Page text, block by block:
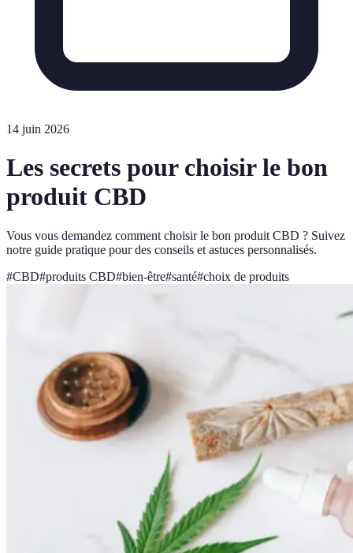
14 juin 2026
Les secrets pour choisir le bon
produit CBD
Vous vous demandez comment choisir le bon produit CBD ? Suivez
notre guide pratique pour des conseils et astuces personnalisés.
#CBD#produits CBD#bien-être#santé#choix de produits